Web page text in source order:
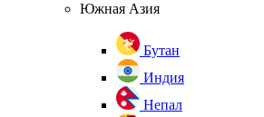
Южная Азия
Бутан
Индия
Непал